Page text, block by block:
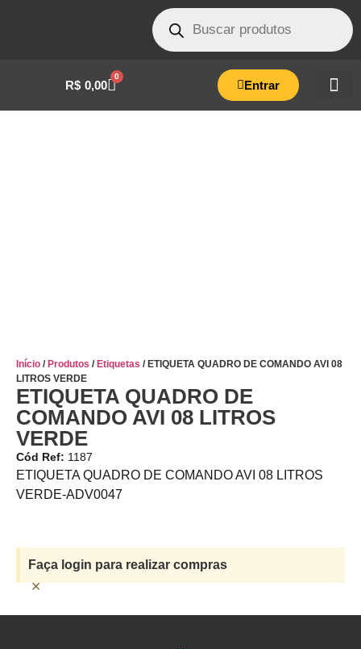
R$ 0,00
0
Entrar
Início / Produtos / Etiquetas / ETIQUETA QUADRO DE COMANDO AVI 08
LITROS VERDE
ETIQUETA QUADRO DE
COMANDO AVI 08 LITROS
VERDE
Cód Ref: 1187
ETIQUETA QUADRO DE COMANDO AVI 08 LITROS
VERDE-ADV0047
Faça login para realizar compras
×